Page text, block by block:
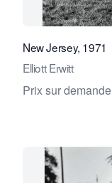
New Jersey, 1971
Elliott Erwitt
Prix sur demande